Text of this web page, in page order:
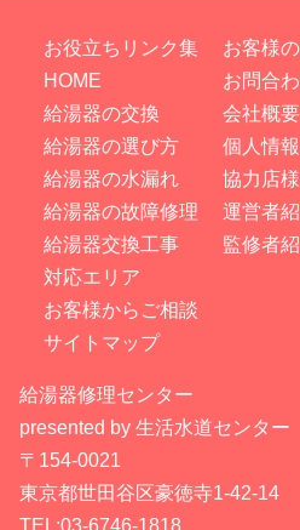
お役立ちリンク集
HOME
給湯器の交換
給湯器の選び方
給湯器の水漏れ
給湯器の故障修理
給湯器交換工事
対応エリア
お客様からご相談
サイトマップ
お客様
お問合
会社概要
個人情
協力店
運営者
監修者
給湯器修理センター
presented by 生活水道センター
〒154-0021
東京都世田谷区豪徳寺1-42-14